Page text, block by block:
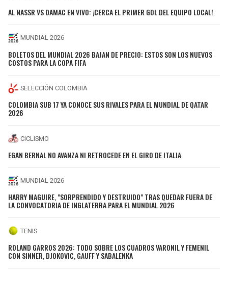
AL NASSR VS DAMAC EN VIVO: ¡CERCA EL PRIMER GOL DEL EQUIPO LOCAL!
MUNDIAL 2026
BOLETOS DEL MUNDIAL 2026 BAJAN DE PRECIO: ESTOS SON LOS NUEVOS
COSTOS PARA LA COPA FIFA
SELECCIÓN COLOMBIA
COLOMBIA SUB 17 YA CONOCE SUS RIVALES PARA EL MUNDIAL DE QATAR
2026
CICLISMO
EGAN BERNAL NO AVANZA NI RETROCEDE EN EL GIRO DE ITALIA
MUNDIAL 2026
HARRY MAGUIRE, "SORPRENDIDO Y DESTRUIDO" TRAS QUEDAR FUERA DE
LA CONVOCATORIA DE INGLATERRA PARA EL MUNDIAL 2026
TENIS
ROLAND GARROS 2026: TODO SOBRE LOS CUADROS VARONIL Y FEMENIL
CON SINNER, DJOKOVIC, GAUFF Y SABALENKA